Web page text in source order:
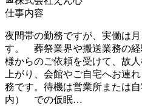
仕事内容
夜間帯の勤務ですが、実働は
す。 葬祭業界や搬送業務の
様からのご依頼を受けて、故
上がり、会館やご自宅へお連
務です。待機は営業所または
内） での仮眠…